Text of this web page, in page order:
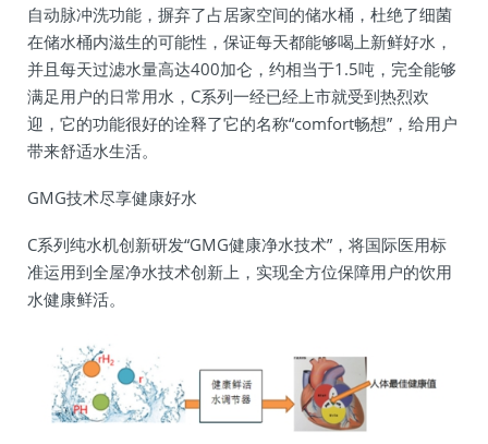
自动脉冲洗功能，摒弃了占居家空间的储水桶，杜绝了细菌
在储水桶内滋生的可能性，保证每天都能够喝上新鲜好水，
并且每天过滤水量高达400加仑，约相当于1.5吨，完全能够
满足用户的日常用水，C系列一经已经上市就受到热烈欢
迎，它的功能很好的诠释了它的名称“comfort畅想”，给用户
带来舒适水生活。
GMG技术尽享健康好水
C系列纯水机创新研发“GMG健康净水技术”，将国际医用标
准运用到全屋净水技术创新上，实现全方位保障用户的饮用
水健康鲜活。